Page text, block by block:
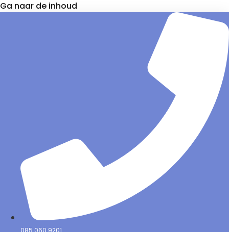
Ga naar de inhoud
085 060 9201